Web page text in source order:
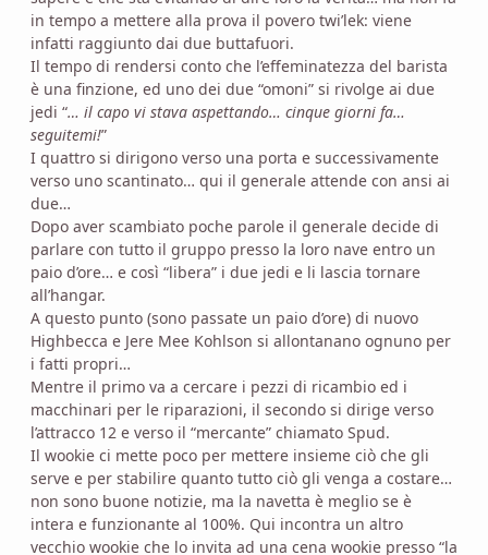
in tempo a mettere alla prova il povero twi’lek: viene
infatti raggiunto dai due buttafuori.
Il tempo di rendersi conto che l’effeminatezza del barista
è una finzione, ed uno dei due “omoni” si rivolge ai due
jedi “… il capo vi stava aspettando… cinque giorni fa…
seguitemi!”
I quattro si dirigono verso una porta e successivamente
verso uno scantinato… qui il generale attende con ansi ai
due…
Dopo aver scambiato poche parole il generale decide di
parlare con tutto il gruppo presso la loro nave entro un
paio d’ore… e così “libera” i due jedi e li lascia tornare
all’hangar.
A questo punto (sono passate un paio d’ore) di nuovo
Highbecca e Jere Mee Kohlson si allontanano ognuno per
i fatti propri…
Mentre il primo va a cercare i pezzi di ricambio ed i
macchinari per le riparazioni, il secondo si dirige verso
l’attracco 12 e verso il “mercante” chiamato Spud.
Il wookie ci mette poco per mettere insieme ciò che gli
serve e per stabilire quanto tutto ciò gli venga a costare…
non sono buone notizie, ma la navetta è meglio se è
intera e funzionante al 100%. Qui incontra un altro
vecchio wookie che lo invita ad una cena wookie presso “la